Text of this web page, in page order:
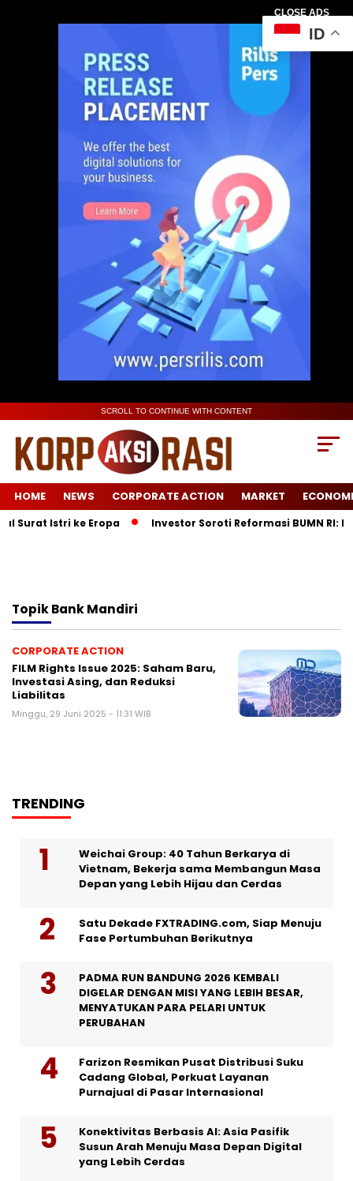
CLOSE ADS
SCROLL TO CONTINUE WITH CONTENT
HOME NEWS CORPORATE ACTION MARKET
Surat Istri ke Eropa Investor Soroti Reformasi BUMN RI:
TopikBank Mandiri
CORPORATE ACTION
FILM Rights Issue 2025: Saham Baru,
Investasi Asing, dan Reduksi
Liabilitas
Minggu, 29 Juni 2025 - 11:31 WIB
TRENDING
Weichai Group: 40 Tahun Berkarya di
Vietnam, Bekerja sama Membangun Masa
Depan yang Lebih Hijau dan Cerdas
Satu Dekade FXTRADING.com, Siap Menuju
Fase Pertumbuhan Berikutnya
PADMA RUN BANDUNG 2026 KEMBALI
DIGELAR DENGAN MISI YANG LEBIH BESAR,
MENYATUKAN PARA PELARI UNTUK
PERUBAHAN
Farizon Resmikan Pusat Distribusi Suku
Cadang Global, Perkuat Layanan
Purnajual di Pasar Internasional
Konektivitas Berbasis AI: Asia Pasifik
Susun Arah Menuju Masa Depan Digital
yang Lebih Cerdas
ID